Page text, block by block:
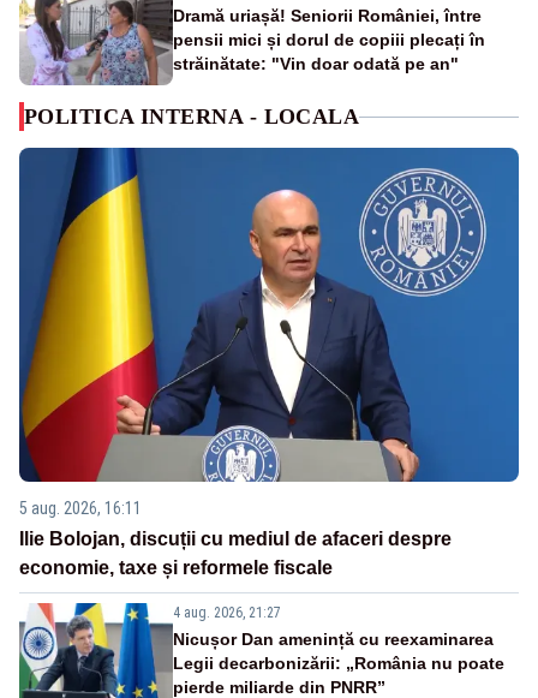
Dramă uriașă! Seniorii României, între
pensii mici și dorul de copiii plecați în
străinătate: "Vin doar odată pe an"
POLITICA INTERNA - LOCALA
5 aug. 2026, 16:11
Ilie Bolojan, discuții cu mediul de afaceri despre
economie, taxe și reformele fiscale
4 aug. 2026, 21:27
Nicușor Dan amenință cu reexaminarea
Legii decarbonizării: „România nu poate
pierde miliarde din PNRR”